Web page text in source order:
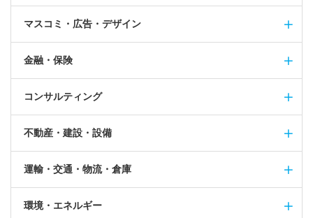
マスコミ・広告・デザイン
金融・保険
コンサルティング
不動産・建設・設備
運輸・交通・物流・倉庫
環境・エネルギー